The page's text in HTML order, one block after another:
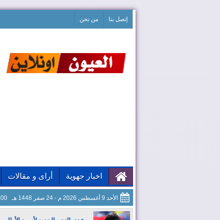
إتصل بنا من نحن
اخبار جهوية أراى و مقالات
الأحد 9 أغسطس 2026 م - 24 صفر 1448 هـ